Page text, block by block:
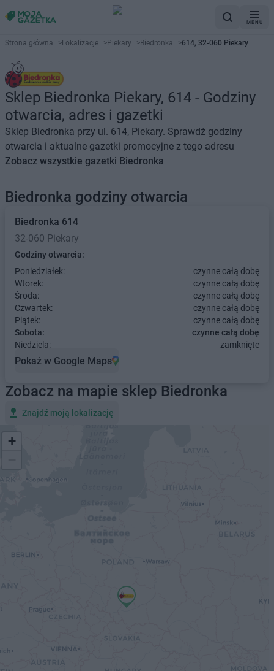
MENU
Strona główna >Lokalizacje >Piekary >Biedronka >614, 32-060 Piekary
Sklep Biedronka Piekary, 614 - Godziny
otwarcia, adres i gazetki
Sklep Biedronka przy ul. 614, Piekary. Sprawdź godziny
otwarcia i aktualne gazetki promocyjne z tego adresu
Zobacz wszystkie gazetki Biedronka
Biedronka godziny otwarcia
Biedronka 614
32-060 Piekary
Godziny otwarcia:
Poniedziałek:
czynne całą dobę
Wtorek:
czynne całą dobę
Środa:
czynne całą dobę
Czwartek:
czynne całą dobę
Piątek:
czynne całą dobę
Sobota:
czynne całą dobę
Niedziela:
zamknięte
Pokaż w Google Maps
Zobacz na mapie sklep Biedronka
Znajdź moją lokalizację
+